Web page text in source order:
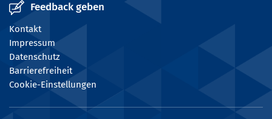
Feedback geben
Kontakt
Impressum
Datenschutz
Barrierefreiheit
Cookie-Einstellungen